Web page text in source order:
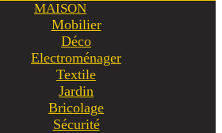
MAISON
Mobilier
Déco
Electroménager
Textile
Jardin
Bricolage
Sécurité